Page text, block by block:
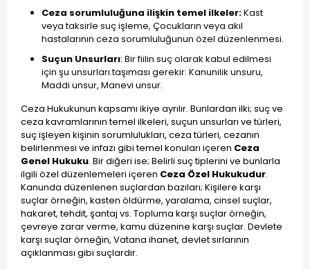
Ceza sorumluluğuna ilişkin temel ilkeler:Kast
veya taksirle suç işleme, Çocukların veya akıl
hastalarının ceza sorumluluğunun özel düzenlenmesi.
Suçun Unsurları: Bir fiilin suç olarak kabul edilmesi
için şu unsurları taşıması gerekir: Kanunilik unsuru,
Maddi unsur, Manevi unsur.
Ceza Hukukunun kapsamı ikiye ayrılır. Bunlardan ilki; suç ve
ceza kavramlarının temel ilkeleri, suçun unsurları ve türleri,
suç işleyen kişinin sorumlulukları, ceza türleri, cezanın
belirlenmesi ve infazı gibi temel konuları içeren Ceza
Genel Hukuku. Bir diğeri ise; Belirli suç tiplerini ve bunlarla
ilgili özel düzenlemeleri içeren Ceza Özel Hukukudur.
Kanunda düzenlenen suçlardan bazıları; Kişilere karşı
suçlar örneğin, kasten öldürme, yaralama, cinsel suçlar,
hakaret, tehdit, şantaj vs. Topluma karşı suçlar örneğin,
çevreye zarar verme, kamu düzenine karşı suçlar. Devlete
karşı suçlar örneğin, Vatana ihanet, devlet sırlarının
açıklanması gibi suçlardır.